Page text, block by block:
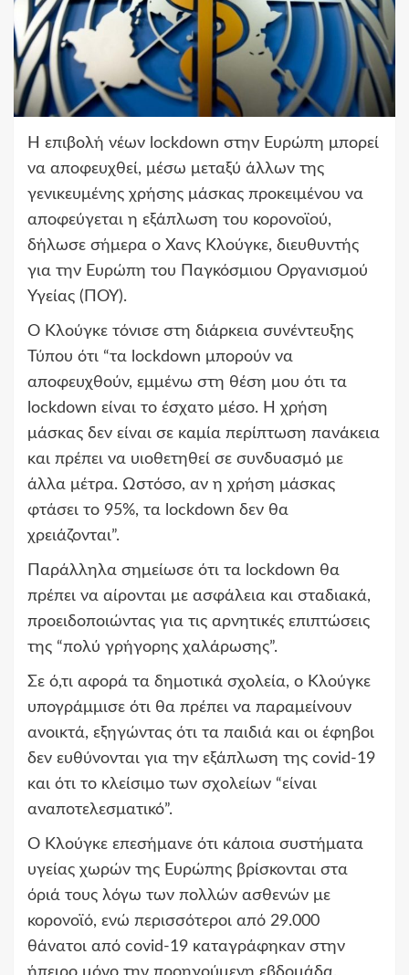
Η επιβολή νέων lockdown στην Ευρώπη μπορεί
να αποφευχθεί, μέσω μεταξύ άλλων της
γενικευμένης χρήσης μάσκας προκειμένου να
αποφεύγεται η εξάπλωση του κορονοϊού,
δήλωσε σήμερα ο Χανς Κλούγκε, διευθυντής
για την Ευρώπη του Παγκόσμιου Οργανισμού
Υγείας (ΠΟΥ).
Ο Κλούγκε τόνισε στη διάρκεια συνέντευξης
Τύπου ότι “τα lockdown μπορούν να
αποφευχθούν, εμμένω στη θέση μου ότι τα
lockdown είναι το έσχατο μέσο. Η χρήση
μάσκας δεν είναι σε καμία περίπτωση πανάκεια
και πρέπει να υιοθετηθεί σε συνδυασμό με
άλλα μέτρα. Ωστόσο, αν η χρήση μάσκας
φτάσει το 95%, τα lockdown δεν θα
χρειάζονται”.
Παράλληλα σημείωσε ότι τα lockdown θα
πρέπει να αίρονται με ασφάλεια και σταδιακά,
προειδοποιώντας για τις αρνητικές επιπτώσεις
της “πολύ γρήγορης χαλάρωσης”.
Σε ό,τι αφορά τα δημοτικά σχολεία, ο Κλούγκε
υπογράμμισε ότι θα πρέπει να παραμείνουν
ανοικτά, εξηγώντας ότι τα παιδιά και οι έφηβοι
δεν ευθύνονται για την εξάπλωση της covid-19
και ότι το κλείσιμο των σχολείων “είναι
αναποτελεσματικό”.
Ο Κλούγκε επεσήμανε ότι κάποια συστήματα
υγείας χωρών της Ευρώπης βρίσκονται στα
όριά τους λόγω των πολλών ασθενών με
κορονοϊό, ενώ περισσότεροι από 29.000
θάνατοι από covid-19 καταγράφηκαν στην